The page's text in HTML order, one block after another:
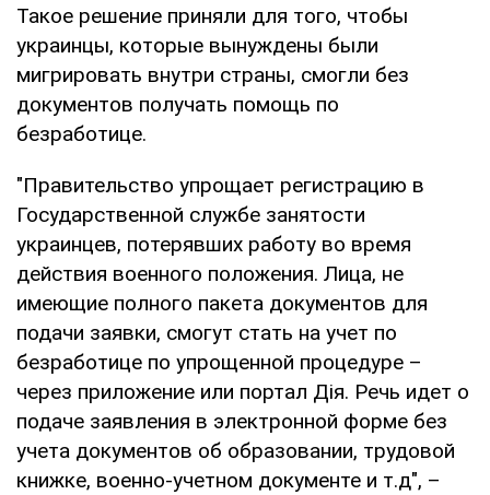
Такое решение приняли для того, чтобы
украинцы, которые вынуждены были
мигрировать внутри страны, смогли без
документов получать помощь по
безработице.
"Правительство упрощает регистрацию в
Государственной службе занятости
украинцев, потерявших работу во время
действия военного положения. Лица, не
имеющие полного пакета документов для
подачи заявки, смогут стать на учет по
безработице по упрощенной процедуре –
через приложение или портал Дія. Речь идет о
подаче заявления в электронной форме без
учета документов об образовании, трудовой
книжке, военно-учетном документе и т.д", –